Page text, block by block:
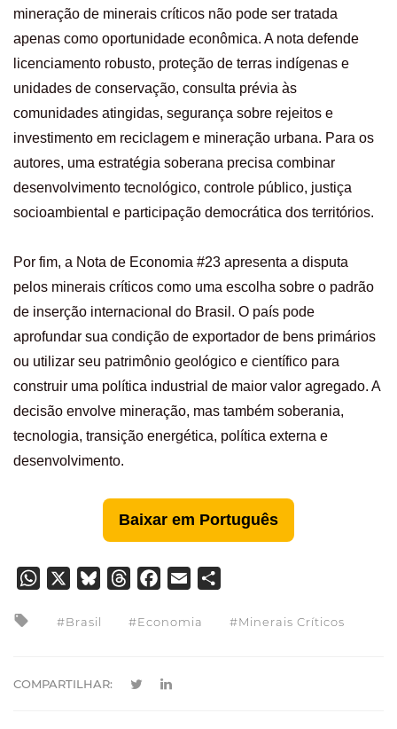
mineração de minerais críticos não pode ser tratada
apenas como oportunidade econômica. A nota defende
licenciamento robusto, proteção de terras indígenas e
unidades de conservação, consulta prévia às
comunidades atingidas, segurança sobre rejeitos e
investimento em reciclagem e mineração urbana. Para os
autores, uma estratégia soberana precisa combinar
desenvolvimento tecnológico, controle público, justiça
socioambiental e participação democrática dos territórios.
Por fim, a Nota de Economia #23 apresenta a disputa
pelos minerais críticos como uma escolha sobre o padrão
de inserção internacional do Brasil. O país pode
aprofundar sua condição de exportador de bens primários
ou utilizar seu patrimônio geológico e científico para
construir uma política industrial de maior valor agregado. A
decisão envolve mineração, mas também soberania,
tecnologia, transição energética, política externa e
desenvolvimento.
Baixar em Português
WhatsApp BlueskyThreadsFacebook
Email
Brasil Economia Minerais Críticos
COMPARTILHAR: